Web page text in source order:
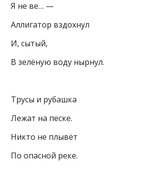
Я не ве… —
Аллигатор вздохнул
И, сытый,
В зелёную воду нырнул.
Трусы и рубашка
Лежат на песке.
Никто не плывёт
По опасной реке.